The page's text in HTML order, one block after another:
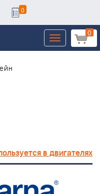
0
0
Toggle
navigation
в двигателях